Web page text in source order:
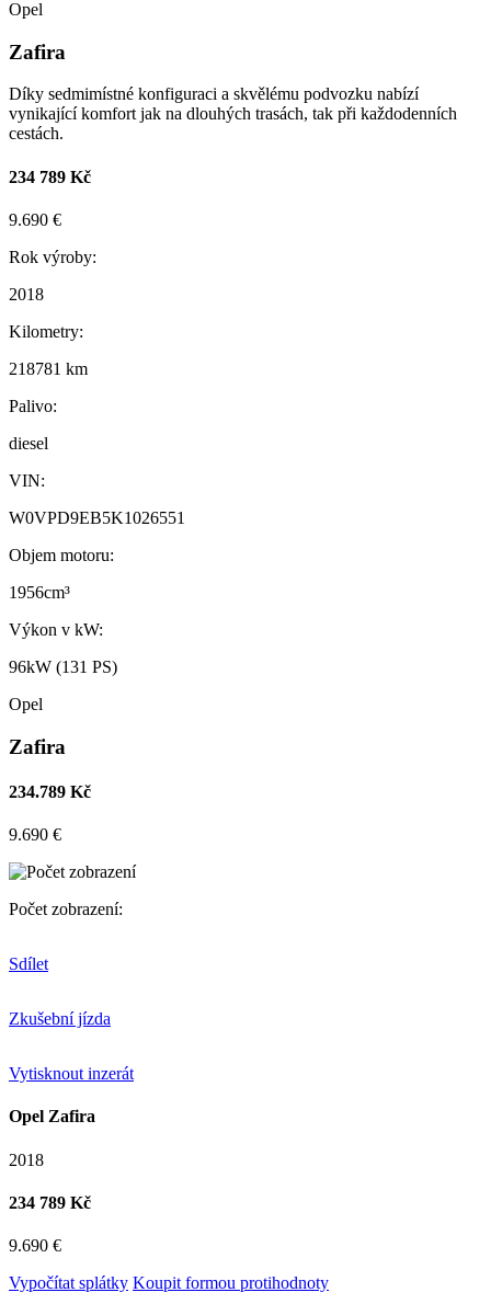
Opel
Zafira
Díky sedmimístné konfiguraci a skvělému podvozku nabízí
vynikající komfort jak na dlouhých trasách, tak při každodenních
cestách.
234 789 Kč
9.690 €
Rok výroby:
2018
Kilometry:
218781 km
Palivo:
diesel
VIN:
W0VPD9EB5K1026551
Objem motoru:
1956cm³
Výkon v kW:
96kW (131 PS)
Opel
Zafira
234.789 Kč
9.690 €
Počet zobrazení:
Sdílet
Zkušební jízda
Vytisknout inzerát
Opel Zafira
2018
234 789 Kč
9.690 €
Vypočítat splátky Koupit formou protihodnoty